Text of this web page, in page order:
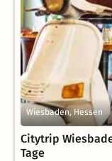
Wiesbaden, Hessen
Citytrip
Tage